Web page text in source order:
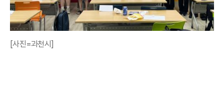
[사진=과천시]